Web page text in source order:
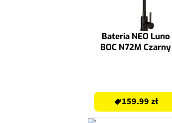
Bateria NEO Luno
BOC N72M Czarny
159.99 zł